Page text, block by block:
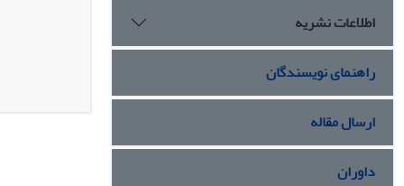
اطلاعات نشریه
راهنمای نویسندگان
ارسال مقاله
داوران